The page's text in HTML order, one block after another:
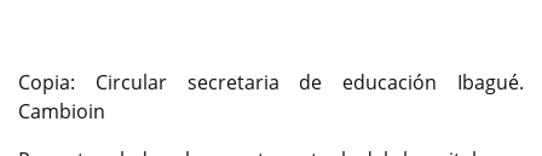
Copia: Circular secretaria de educación Ibagué.
Cambioin